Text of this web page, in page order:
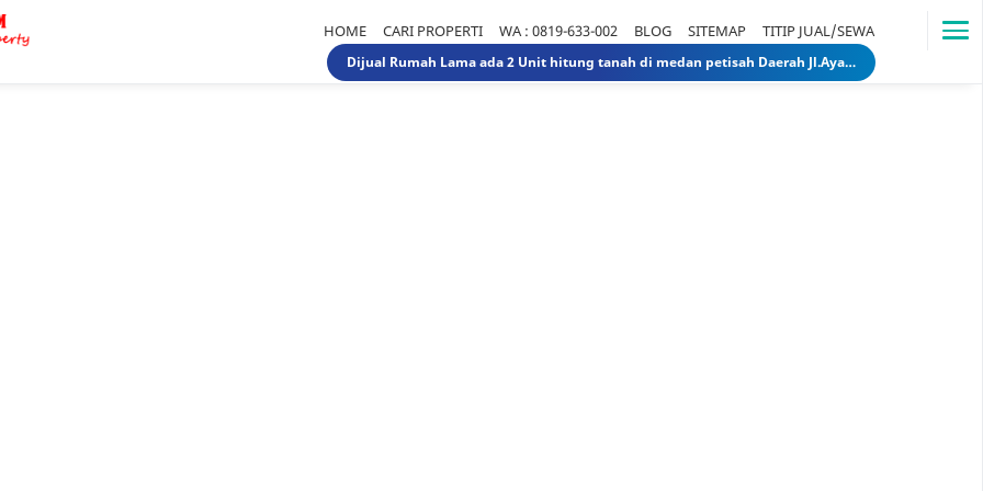
HOME CARI PROPERTI WA : 0819-633-002 BLOG SITEMAP TITIP JUAL/SEWA
Dijual Rumah Lama ada 2 Unit hitung tanah di medan petisah Daerah Jl.Ayahanda masuk jl.batutulis 1.3 Miliar 1.5 Miliar rumahlamatanahdiayahanda